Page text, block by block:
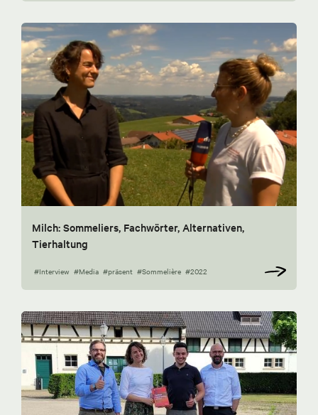
Milch: Sommeliers, Fachwörter, Alternativen,
Tierhaltung
#Interview #Media #präsent #Sommelière #2022